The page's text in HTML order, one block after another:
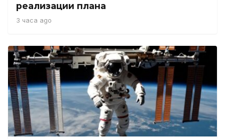
реализации плана
3 часа ago